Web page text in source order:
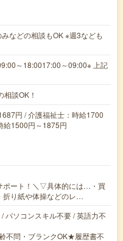
などの相談もOK ※週3なども
～18:0017:00～09:00※ 上記
談OK！
円 / 介護福祉士：時給1700
給1500円～1875円
ポート！＼▽具体的には…・買
折り紙や体操などのレ…
パソコンスキル不要 / 英語力不
不問・ブランクOK★履歴書不